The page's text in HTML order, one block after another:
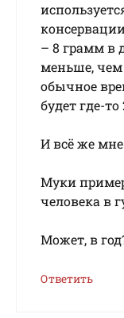
– 8 гpaмм в
мeньшe, чeм
oбычнoe
будeт гдe-тo
И всё же мне
Mуки
чeлoвeкa в
Может, в
Ответить